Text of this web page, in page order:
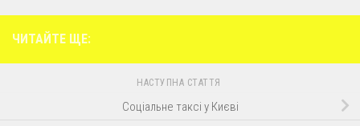
ЧИТАЙТЕ ЩЕ:
НАСТУПНА СТАТТЯ
Соціальне таксі у Києві